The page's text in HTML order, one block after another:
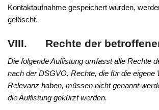
Kontaktaufnahme gespeichert wurden,
gelöscht.
VIII. Rechte der
Die folgende Auflistung umfasst alle Rechte
nach der DSGVO. Rechte, die für die eigene
Relevanz haben, müssen nicht genannt
die Auflistung gekürzt werden.